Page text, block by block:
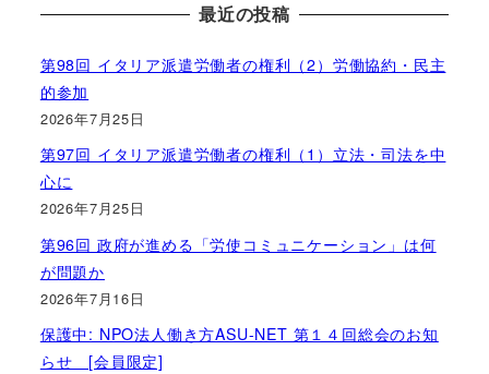
最近の投稿
第98回 イタリア派遣労働者の権利（2）労働協約・民主
的参加
2026年7月25日
第97回 イタリア派遣労働者の権利（1）立法・司法を中
心に
2026年7月25日
第96回 政府が進める「労使コミュニケーション」は何
が問題か
2026年7月16日
保護中: NPO法人働き方ASU-NET 第１４回総会のお知
らせ [会員限定]